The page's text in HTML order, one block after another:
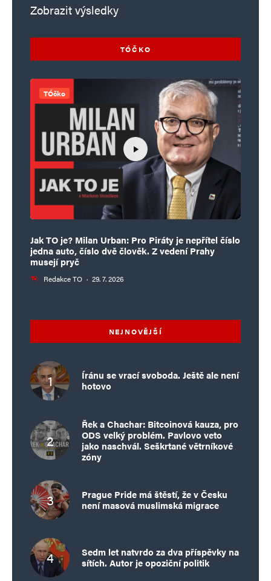
Zobrazit výsledky
TÓČKO
TÓčko
Jak TO je? Milan Urban: Pro Piráty je nepřítel číslo
jedna auto, číslo dvě člověk. Z vedení Prahy
musejí pryč
Redakce TO · 29. 7. 2026
NEJNOVĚJŠÍ
Íránu se vrací svoboda. Ještě ale není
hotovo
Řek a Chachar: Bitcoinová kauza, pro
ODS velký problém. Pavlovo veto
jako naschvál. Seškrtané větrníkové
zóny
Prague Pride má štěstí, že v Česku
není masová muslimská migrace
Sedm let natvrdo za dva příspěvky na
sítích. Autor je opoziční politik